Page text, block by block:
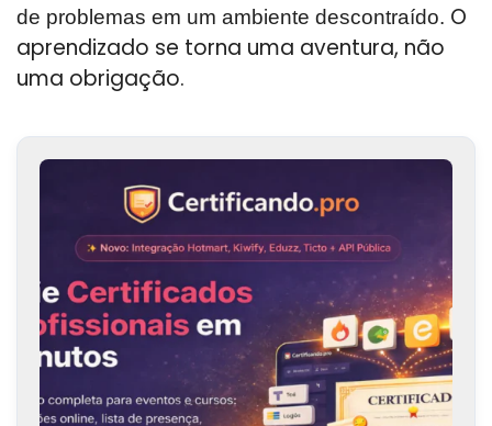
de problemas em um ambiente descontraído. O
aprendizado se torna uma aventura, não
uma obrigação.